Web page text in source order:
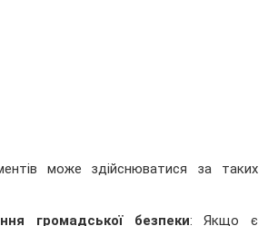
може здійснюватися за таких
громадської безпеки: Якщо є